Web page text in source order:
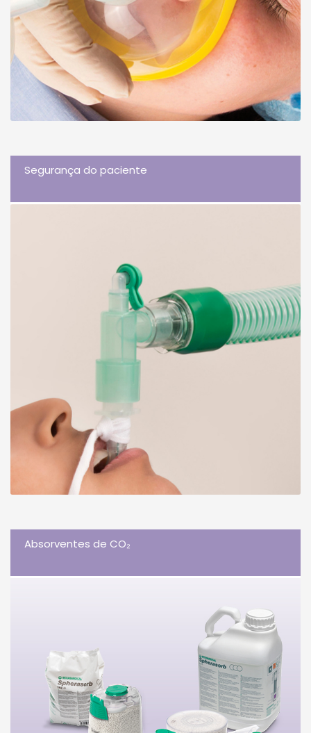
Segurança do paciente
Absorventes de CO₂